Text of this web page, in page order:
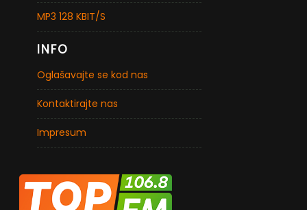
MP3 128 KBIT/S
INFO
Oglašavajte se kod nas
Kontaktirajte nas
Impresum